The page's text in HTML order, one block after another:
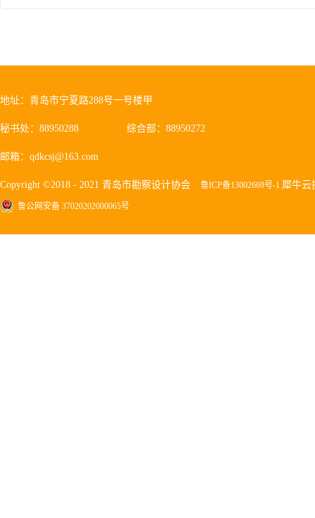
地址：青岛市宁夏路288号一号楼甲
秘书处：88950288 综合部：88950272
邮箱：qdkcsj@163.com
Copyright ©2018 - 2021 青岛市勘察设计协会 鲁ICP备13002669号-1 犀牛云
鲁公网安备 37020202000065号